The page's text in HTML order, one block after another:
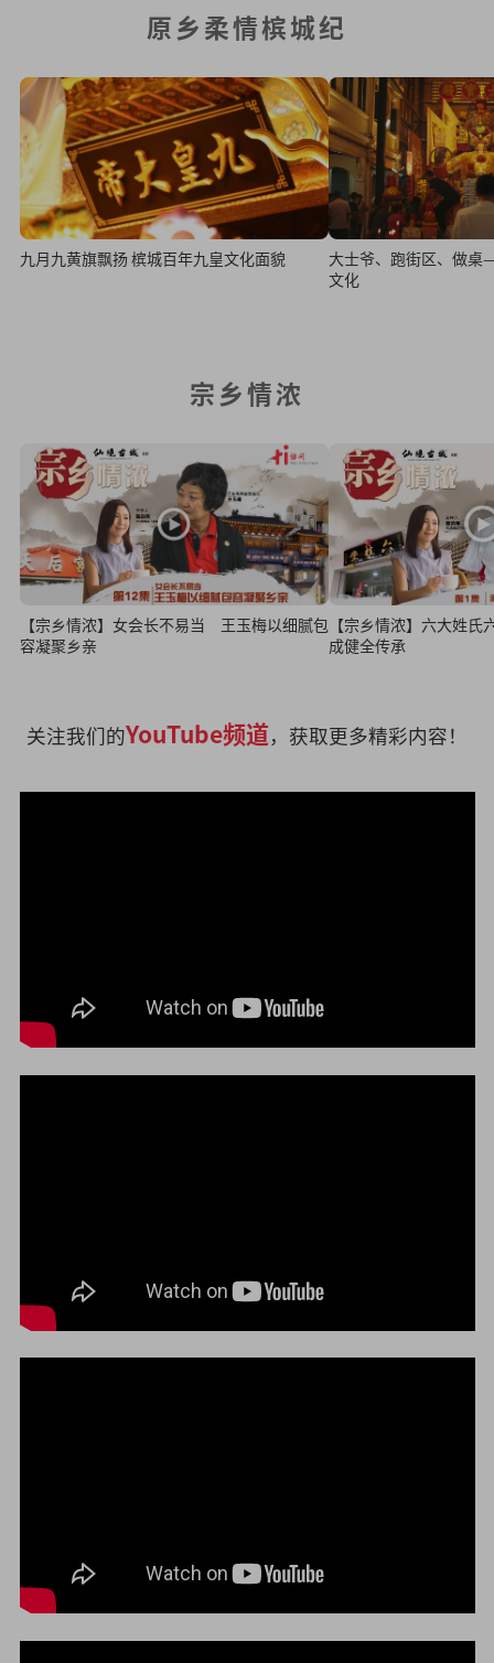
原乡柔情槟城纪
九月九黄旗飘扬 槟城百年九皇文化面貌
大士爷、跑街区、做
文化
宗乡情浓
【宗乡情浓】女会长不易当 王玉梅以细腻包
容凝聚乡亲
【宗乡情浓】六大姓氏六桂堂 洪
成健全传承
关注我们的YouTube频道，获取更多精彩内容！